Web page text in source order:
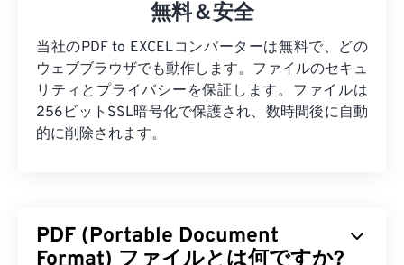
無料＆安全
当社のPDF to EXCELコンバーターは無料で、どの
ウェブブラウザでも動作します。ファイルのセキュ
リティとプライバシーを保証します。ファイルは
256ビットSSL暗号化で保護され、数時間後に自動
的に削除されます。
PDF (Portable Document